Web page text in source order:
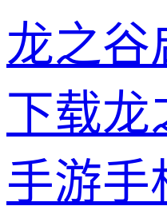
龙之谷
下载龙
手游手